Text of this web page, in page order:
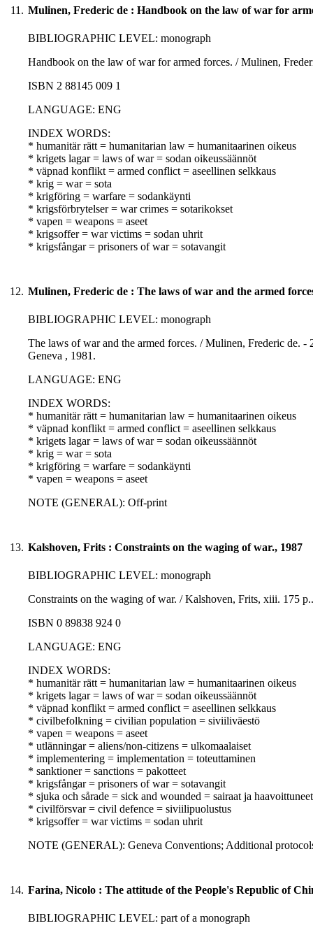
11. Mulinen, Frederic de : Handbook on the law of war for
BIBLIOGRAPHIC LEVEL: monograph
Handbook on the law of war for armed forces. / Mulinen,
ISBN 2 88145 009 1
LANGUAGE: ENG
INDEX WORDS:
* humanitär rätt = humanitarian law = humanitaarinen oikeus
* krigets lagar = laws of war = sodan oikeussäännöt
* väpnad konflikt = armed conflict = aseellinen selkkaus
* krig = war = sota
* krigföring = warfare = sodankäynti
* krigsförbrytelser = war crimes = sotarikokset
* vapen = weapons = aseet
* krigsoffer = war victims = sodan uhrit
* krigsfångar = prisoners of war = sotavangit
12. Mulinen, Frederic de : The laws of war and the armed
BIBLIOGRAPHIC LEVEL: monograph
The laws of war and the armed forces. / Mulinen, Frederic de.
Geneva , 1981.
LANGUAGE: ENG
INDEX WORDS:
* humanitär rätt = humanitarian law = humanitaarinen oikeus
* väpnad konflikt = armed conflict = aseellinen selkkaus
* krigets lagar = laws of war = sodan oikeussäännöt
* krig = war = sota
* krigföring = warfare = sodankäynti
* vapen = weapons = aseet
NOTE (GENERAL): Off-print
13. Kalshoven, Frits : Constraints on the waging of war., 1987
BIBLIOGRAPHIC LEVEL: monograph
Constraints on the waging of war. / Kalshoven, Frits, xiii. 175
ISBN 0 89838 924 0
LANGUAGE: ENG
INDEX WORDS:
* humanitär rätt = humanitarian law = humanitaarinen oikeus
* krigets lagar = laws of war = sodan oikeussäännöt
* väpnad konflikt = armed conflict = aseellinen selkkaus
* civilbefolkning = civilian population = siviiliväestö
* vapen = weapons = aseet
* utlänningar = aliens/non-citizens = ulkomaalaiset
* implementering = implementation = toteuttaminen
* sanktioner = sanctions = pakotteet
* krigsfångar = prisoners of war = sotavangit
* sjuka och sårade = sick and wounded = sairaat ja haavoittuneet
* civilförsvar = civil defence = siviilipuolustus
* krigsoffer = war victims = sodan uhrit
NOTE (GENERAL): Geneva Conventions; Additional
14. Farina, Nicolo : The attitude of the People's Republic of
BIBLIOGRAPHIC LEVEL: part of a monograph